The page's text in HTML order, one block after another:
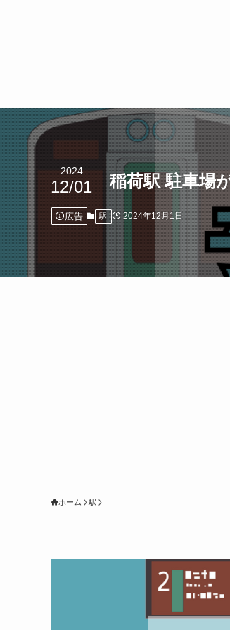
稲荷駅 駐車場
2024
12/01
広告 駅 2024年12月1日
ホーム 駅